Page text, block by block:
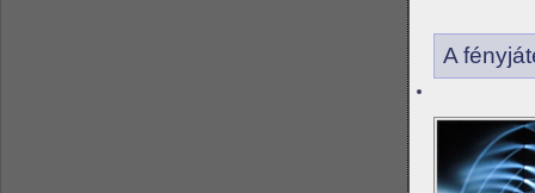
A